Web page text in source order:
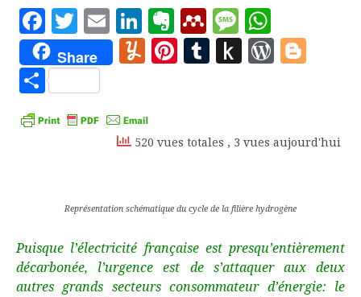
Facebook
Twitter
EmailLinkedIn
Evernote
Mendeley
Message
Share Yummly
Pinterest
Tumblr
Push
Partager
520 vues totales , 3 vues aujourd'hui
Représentation schématique du cycle de la filière hydrogène
Puisque l’électricité française est presqu’entièrement
décarbonée, l’urgence est de s’attaquer aux deux
autres grands secteurs consommateur d’énergie: le